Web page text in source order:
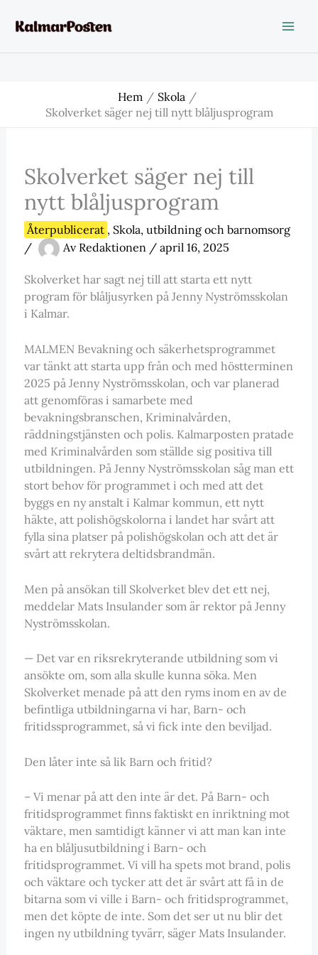
Hem
Skola
Skolverket säger nej till nytt blåljusprogram
Skolverket säger nej till
nytt blåljusprogram
Återpublicerat , Skola, utbildning och barnomsorg
/
Av Redaktionen / april 16, 2025
Skolverket har sagt nej till att starta ett nytt
program för blåljusyrken på Jenny Nyströmsskolan
i Kalmar.
MALMEN Bevakning och säkerhetsprogrammet
var tänkt att starta upp från och med höstterminen
2025 på Jenny Nyströmsskolan, och var planerad
att genomföras i samarbete med
bevakningsbranschen, Kriminalvården,
räddningstjänsten och polis. Kalmarposten pratade
med Kriminalvården som ställde sig positiva till
utbildningen. På Jenny Nyströmsskolan såg man ett
stort behov för programmet i och med att det
byggs en ny anstalt i Kalmar kommun, ett nytt
häkte, att polishögskolorna i landet har svårt att
fylla sina platser på polishögskolan och att det är
svårt att rekrytera deltidsbrandmän.
Men på ansökan till Skolverket blev det ett nej,
meddelar Mats Insulander som är rektor på Jenny
Nyströmsskolan.
— Det var en riksrekryterande utbildning som vi
ansökte om, som alla skulle kunna söka. Men
Skolverket menade på att den ryms inom en av de
befintliga utbildningarna vi har, Barn- och
fritidssprogrammet, så vi fick inte den beviljad.
Den låter inte så lik Barn och fritid?
– Vi menar på att den inte är det. På Barn- och
fritidsprogrammet finns faktiskt en inriktning mot
väktare, men samtidigt känner vi att man kan inte
ha en blåljusutbildning i Barn- och
fritidsprogrammet. Vi vill ha spets mot brand, polis
och väktare och tycker att det är svårt att få in de
bitarna som vi ville i Barn- och fritidsprogrammet,
men det köpte de inte. Som det ser ut nu blir det
ingen ny utbildning tyvärr, säger Mats Insulander.